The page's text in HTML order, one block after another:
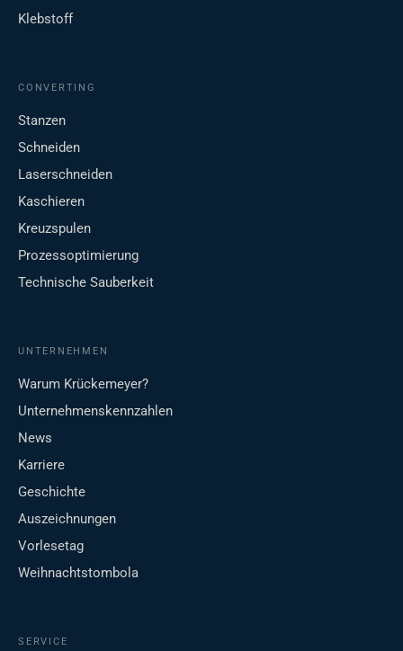
Klebstoff
CONVERTING
Stanzen
Schneiden
Laserschneiden
Kaschieren
Kreuzspulen
Prozessoptimierung
Technische Sauberkeit
UNTERNEHMEN
Warum Krückemeyer?
Unternehmenskennzahlen
News
Karriere
Geschichte
Auszeichnungen
Vorlesetag
Weihnachtstombola
SERVICE